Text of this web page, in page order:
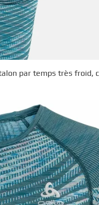
par temps très